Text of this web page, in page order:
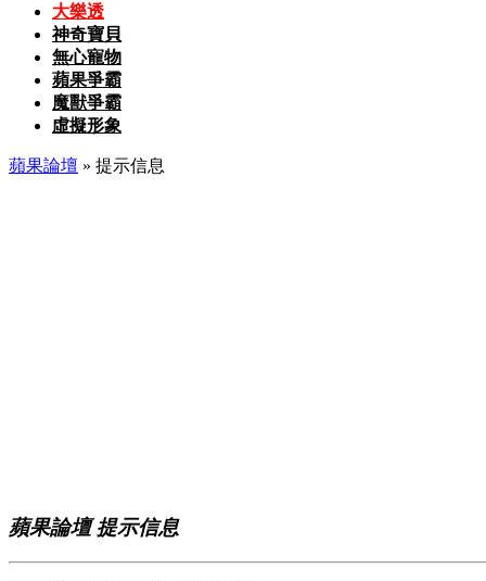
大樂透
神奇寶貝
無心寵物
蘋果爭霸
魔獸爭霸
虛擬形象
蘋果論壇 » 提示信息
蘋果論壇 提示信息